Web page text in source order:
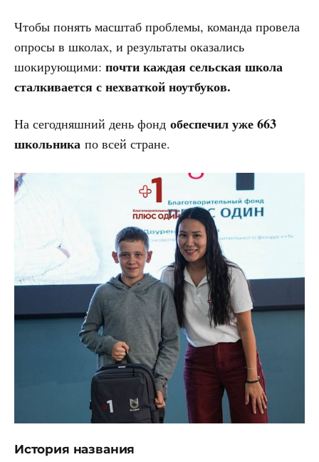
Чтобы понять масштаб проблемы, команда провела
опросы в школах, и результаты оказались
шокирующими: почти каждая сельская школа
сталкивается с нехваткой ноутбуков.
На сегодняшний день фонд обеспечил уже 663
школьника по всей стране.
История названия